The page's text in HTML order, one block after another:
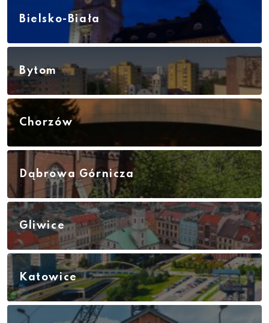
Bielsko-Biała
Bytom
Chorzów
Dąbrowa Górnicza
Gliwice
Katowice